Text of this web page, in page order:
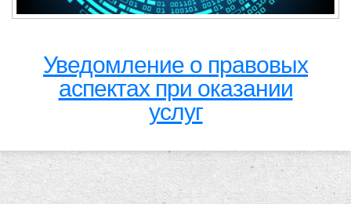
Уведомление о правовых
аспектах при оказании
услуг